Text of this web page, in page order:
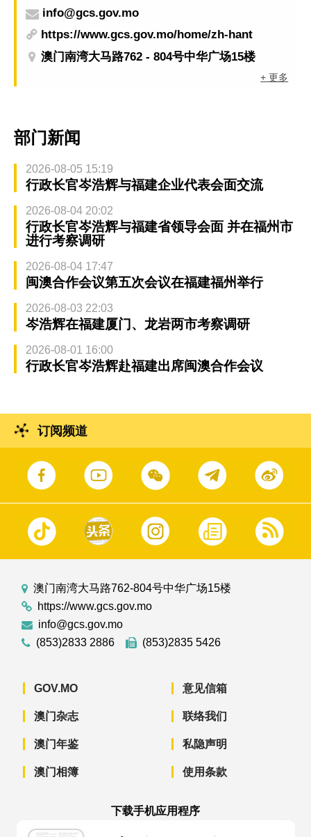
info@gcs.gov.mo
https://www.gcs.gov.mo/home/zh-hant
澳门南湾大马路762 - 804号中华广场15楼
+ 更多
部门新闻
2026-08-05 15:19
行政长官岑浩辉与福建企业代表会面交流
2026-08-04 20:02
行政长官岑浩辉与福建省领导会面 并在福州市
进行考察调研
2026-08-04 17:47
闽澳合作会议第五次会议在福建福州举行
2026-08-03 22:03
岑浩辉在福建厦门、龙岩两市考察调研
2026-08-01 16:00
行政长官岑浩辉赴福建出席闽澳合作会议
订阅频道
澳门南湾大马路762-804号中华广场15楼
https://www.gcs.gov.mo
info@gcs.gov.mo
(853)2833 2886
(853)2835 5426
GOV.MO
澳门杂志
澳门年鉴
澳门相簿
意见信箱
联络我们
私隐声明
使用条款
下载手机应用程序